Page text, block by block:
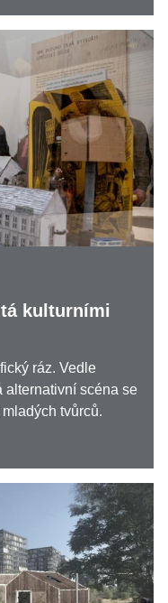
kulturními
ráz. Vedle
alternativní scéna se
tvůrců.